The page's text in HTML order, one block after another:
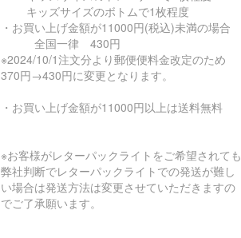
キッズサイズのボトムで1枚程度
・お買い上げ金額が11000円(税込)未満の場合
全国一律 430円
※2024/10/1注文分より郵便便料金改定のため
370円→430円に変更となります。
・お買い上げ金額が11000円以上は送料無料
※お客様がレターパックライトをご希望されても
弊社判断でレターパックライトでの発送が難し
い場合は発送方法は変更させていただきますの
でご了承願います。